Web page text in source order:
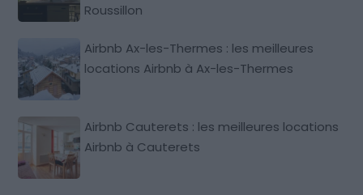
Roussillon
Airbnb Ax-les-Thermes : les meilleures
locations Airbnb à Ax-les-Thermes
Airbnb Cauterets : les meilleures locations
Airbnb à Cauterets